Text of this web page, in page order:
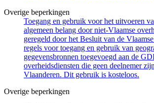
Overige beperkingen
Toegang en gebruik voor het uitvoeren
algemeen belang door niet-Vlaamse
geregeld door het Besluit van de
regels voor toegang en gebruik van
gegevensbronnen toegevoegd aan de
overheidsdiensten die geen deelnemer
Vlaanderen. Dit gebruik is kosteloos.
Overige beperkingen